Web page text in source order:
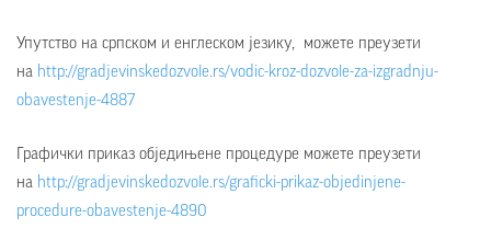
Упутство на српском и енглеском језику, можете преузети
на http://gradjevinskedozvole.rs/vodic-kroz-dozvole-za-izgradnju-
obavestenje-4887
Графички приказ обједињене процедуре можете преузети
на http://gradjevinskedozvole.rs/graficki-prikaz-objedinjene-
procedure-obavestenje-4890